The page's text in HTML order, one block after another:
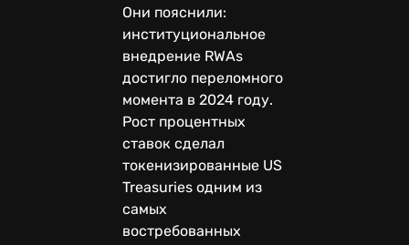
Они пояснили:
институциональное
внедрение RWAs
достигло переломного
момента в 2024 году.
Рост процентных
ставок сделал
токенизированные US
Treasuries одним из
самых
востребованных